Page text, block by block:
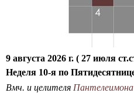
9 августа 2026 г. ( 27 июля
Неделя 10-я по
Вмч. и целителя Пантелеимона